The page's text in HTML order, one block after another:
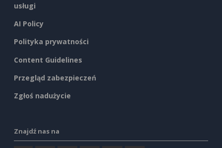
usługi
AI Policy
Polityka prywatności
Content Guidelines
Przegląd zabezpieczeń
Zgłoś nadużycie
Znajdź nas na